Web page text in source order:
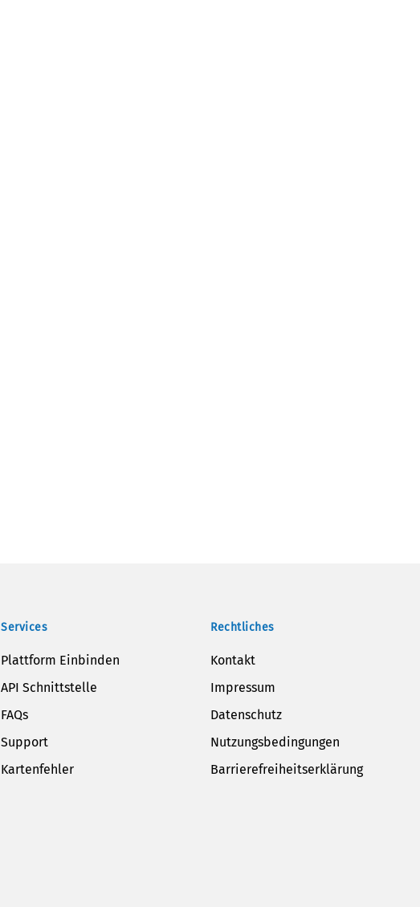
Services
Plattform Einbinden
API Schnittstelle
FAQs
Support
Kartenfehler
Rechtliches
Kontakt
Impressum
Datenschutz
Nutzungsbedingungen
Barrierefreiheitserklärung